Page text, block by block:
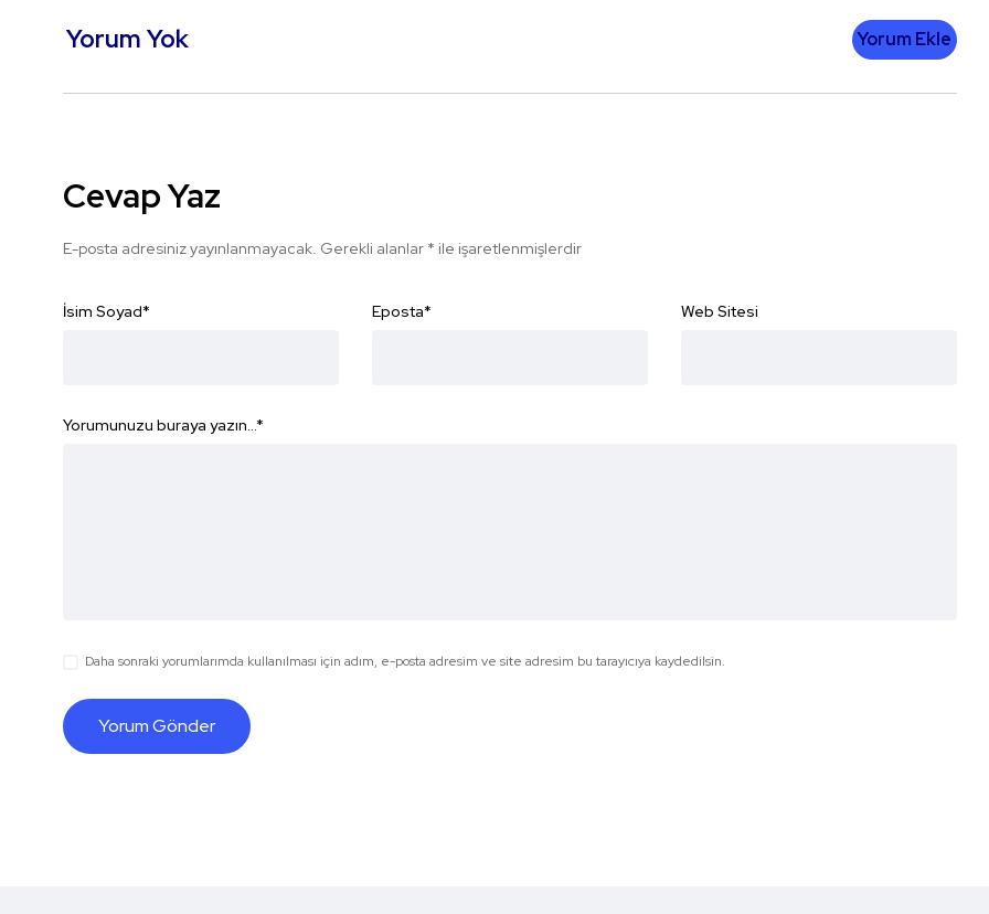
Yorum Yok Yorum Ekle
Cevap Yaz
E-posta adresiniz yayınlanmayacak. Gerekli alanlar * ile işaretlenmişlerdir
İsim Soyad* Eposta* Web Sitesi
Yorumunuzu buraya yazın...*
Daha sonraki yorumlarımda kullanılması için adım, e-posta adresim ve site adresim bu tarayıcıya kaydedilsin.